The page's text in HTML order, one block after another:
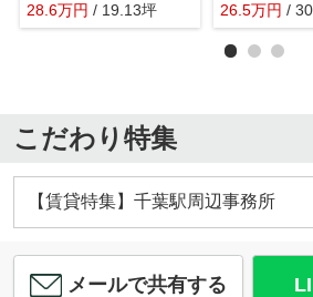
28.6万円 / 19.13坪
26.5万円 /
こだわり特集
【賃貸特集】千葉駅周辺事務所
メールで共有する